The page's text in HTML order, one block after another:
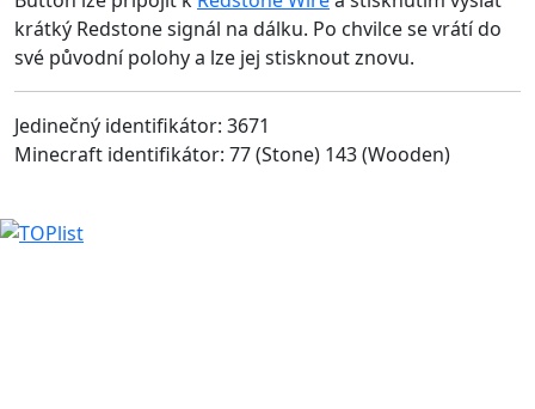
krátký Redstone signál na dálku. Po chvilce se vrátí do
své původní polohy a lze jej stisknout znovu.
Jedinečný identifikátor: 3671
Minecraft identifikátor: 77 (Stone) 143 (Wooden)